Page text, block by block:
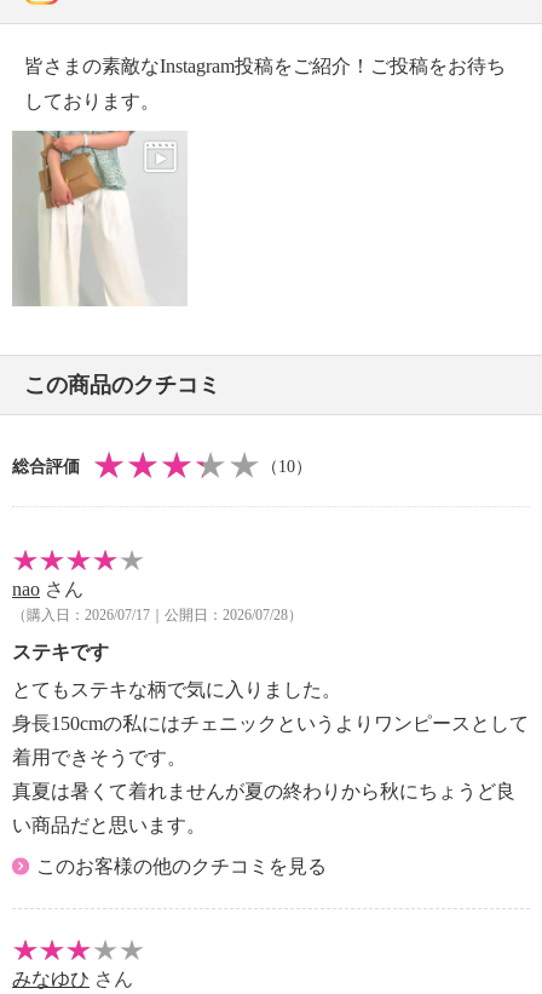
【原産国（地）】
・韓国製
皆さまの素敵なInstagram投稿をご紹介！ご投稿をお待ち
しております。
この商品のクチコミ
総合評価 （10）
nao さん
（購入日：2026/07/17｜公開日：2026/07/28）
ステキです
とてもステキな柄で気に入りました。
身長150cmの私にはチェニックというよりワンピースとして
着用できそうです。
真夏は暑くて着れませんが夏の終わりから秋にちょうど良
い商品だと思います。
このお客様の他のクチコミを見る
みなゆひ さん